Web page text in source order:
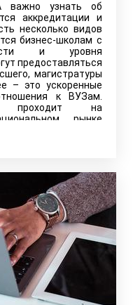
важно узнать об
аккредитации и
несколько видов
бизнес-школам с
и уровня
предоставляться
магистратуры
– это ускоренные
к ВУЗам.
проходит на
рынке